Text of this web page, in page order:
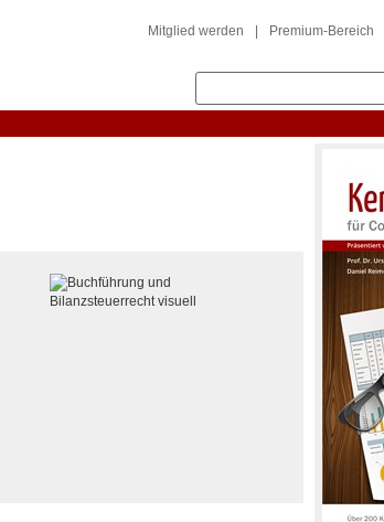
Mitglied werden Premium-Bereich